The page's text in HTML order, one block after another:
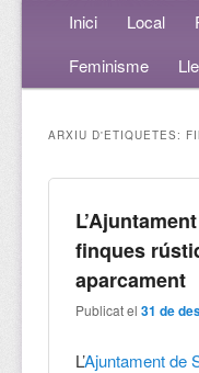
Menú principal
Aneu al
Aneu al
Inici Local
Feminisme
ARXIU D'ETIQUETES:
finques
aparcament
Publicat el31 de
L’Ajuntament de